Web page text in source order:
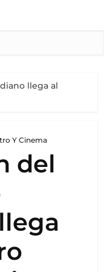
llega al
Y Cinema
del